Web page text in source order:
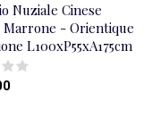
Nuziale Cinese
- Orientique
L100xP55xA175cm